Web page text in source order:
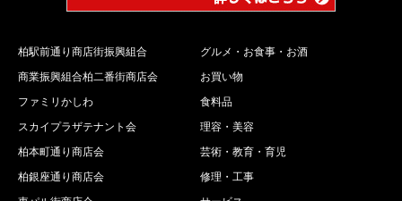
柏駅前通り商店街振興組合
商業振興組合柏二番街商店会
ファミリかしわ
スカイプラザテナント会
柏本町通り商店会
柏銀座通り商店会
グルメ・お食事・お酒
お買い物
食料品
理容・美容
芸術・教育・育児
修理・工事